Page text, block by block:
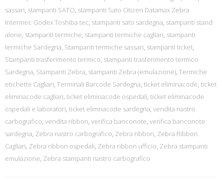
sassari, stampanti SATO, stampanti Sato Citizen Datamax Zebra
Intermec Godex Toshiba tec, stampanti sato sardegna, stampanti stand
alone, stampanti termiche, stampanti termiche cagliari, stampanti
termiche Sardegna, Stampanti termiche sassari, stampanti ticket,
Stampanti trasferimento termico, stampanti trasferimento termico
Sardegna, Stampanti Zebra, stampanti Zebra (emulazione), Termiche
etichette Cagliari, Terminali Barcode Sardegna, ticket eliminacode, ticket
eliminacode cagliari, ticket eliminacode ospedali, ticket eliminacode
ospedali e laboratori, ticket elimnacode sardegna, vendita nastro
carbografico, vendita ribbon, verifica banconote, verifica banconote
sardegna, Zebra nastro carbografico, Zebra ribbon, Zebra Ribbon
Cagliari, Zebra ribbon ospedali, Zebra ribbon ufficio, Zebra stampanti
emulazione, Zebra stampanti nastro carbografico